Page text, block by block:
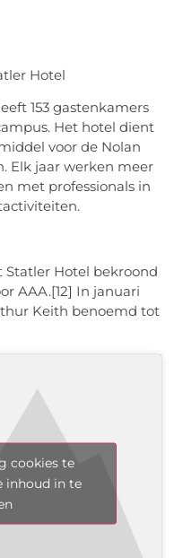
Hotel
153 gastenkamers
Het hotel dient
voor de Nolan
Elk jaar werken meer
met professionals in
Statler Hotel bekroond
AAA.[12] In januari
Keith benoemd tot
cookies te
inhoud in te